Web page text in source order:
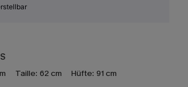
S
Taille: 62 cm Hüfte: 91 cm